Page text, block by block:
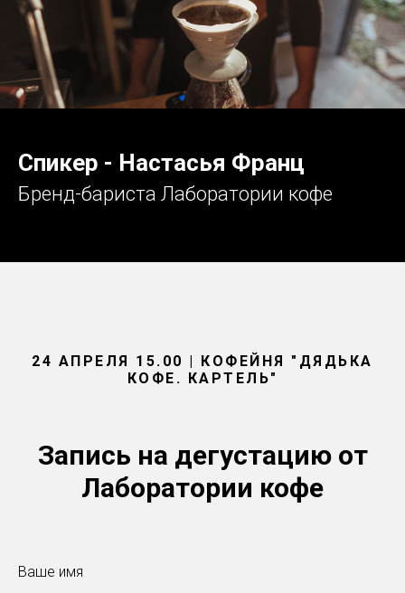
Спикер - Настасья Франц
Бренд-бариста Лаборатории кофе
24 АПРЕЛЯ 15.00 | КОФЕЙНЯ "ДЯДЬКА
КОФЕ. КАРТЕЛЬ"
Запись на дегустацию от
Лаборатории кофе
Ваше имя